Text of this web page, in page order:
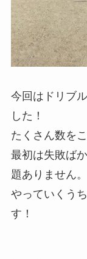
今回はドリブ
した！
たくさん数を
最初は失敗ば
題ありません。
やっていくう
す！